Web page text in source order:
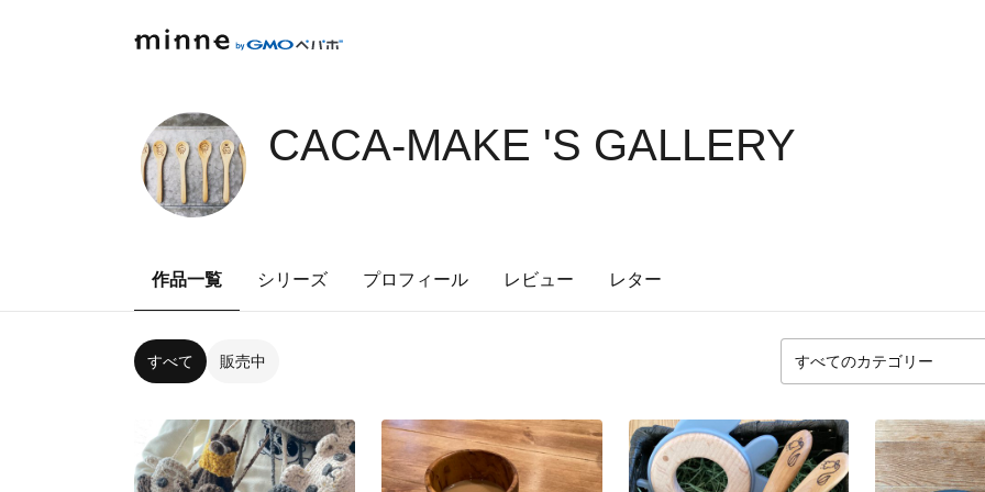
CACA-MAKE 'S GALLERY
作品一覧 シリーズ プロフィール レビュー レター
すべて 販売中